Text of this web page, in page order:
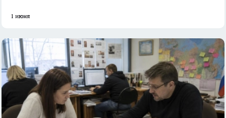
1 июня